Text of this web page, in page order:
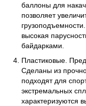
баллоны для
позволяет
высокая
байдарками.
Пластиковые.
Сделаны из
подходят для
экстремальных
характеризуются